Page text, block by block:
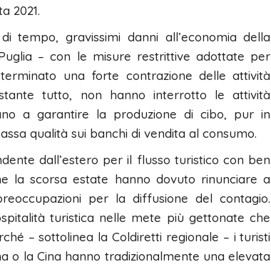
2021.
tempo, gravissimi danni all’economia della
– con le misure restrittive adottate per
una forte contrazione delle attività
tutto, non hanno interrotto le attività
a garantire la produzione di cibo, pur in
qualità sui banchi di vendita al consumo.
dall’estero per il flusso turistico con ben
la scorsa estate hanno dovuto rinunciare a
per la diffusione del contagio.
turistica nelle mete più gettonate che
– sottolinea la Coldiretti regionale – i turisti
o la Cina hanno tradizionalmente una elevata